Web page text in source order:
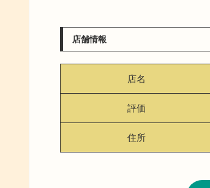
店舗情報
店名
評価
住所